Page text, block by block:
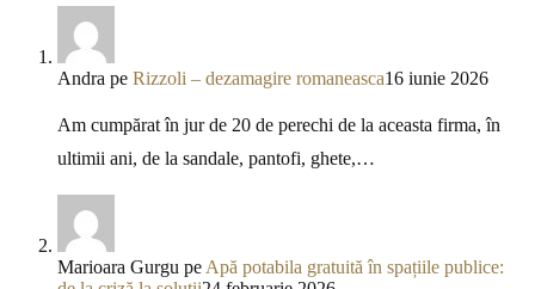
Andra pe Rizzoli – dezamagire romaneasca16 iunie 2026
Am cumpărat în jur de 20 de perechi de la aceasta firma, în
ultimii ani, de la sandale, pantofi, ghete,…
Marioara Gurgu pe Apă potabila gratuită în spațiile publice: